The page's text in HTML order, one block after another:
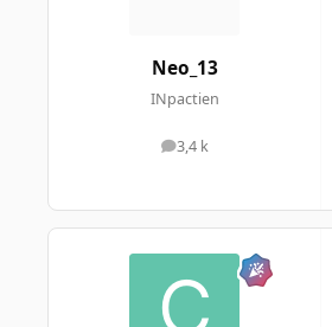
Neo_13
INpactien
3,4 k
messages